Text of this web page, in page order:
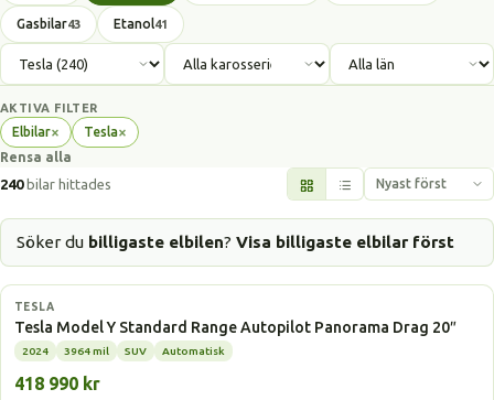
Gasbilar43 Etanol41
AKTIVA FILTER
Elbilar×
Ta
bort
filter
Tesla×
Ta
filter
Rensa alla
240bilar hittades
Söker du billigaste elbilen? Visa billigaste elbilar först
Elbil
TESLA
Tesla Model Y Standard Range Autopilot Panorama Drag 20″
2024 3964 mil SUV Automatisk
418 990 kr